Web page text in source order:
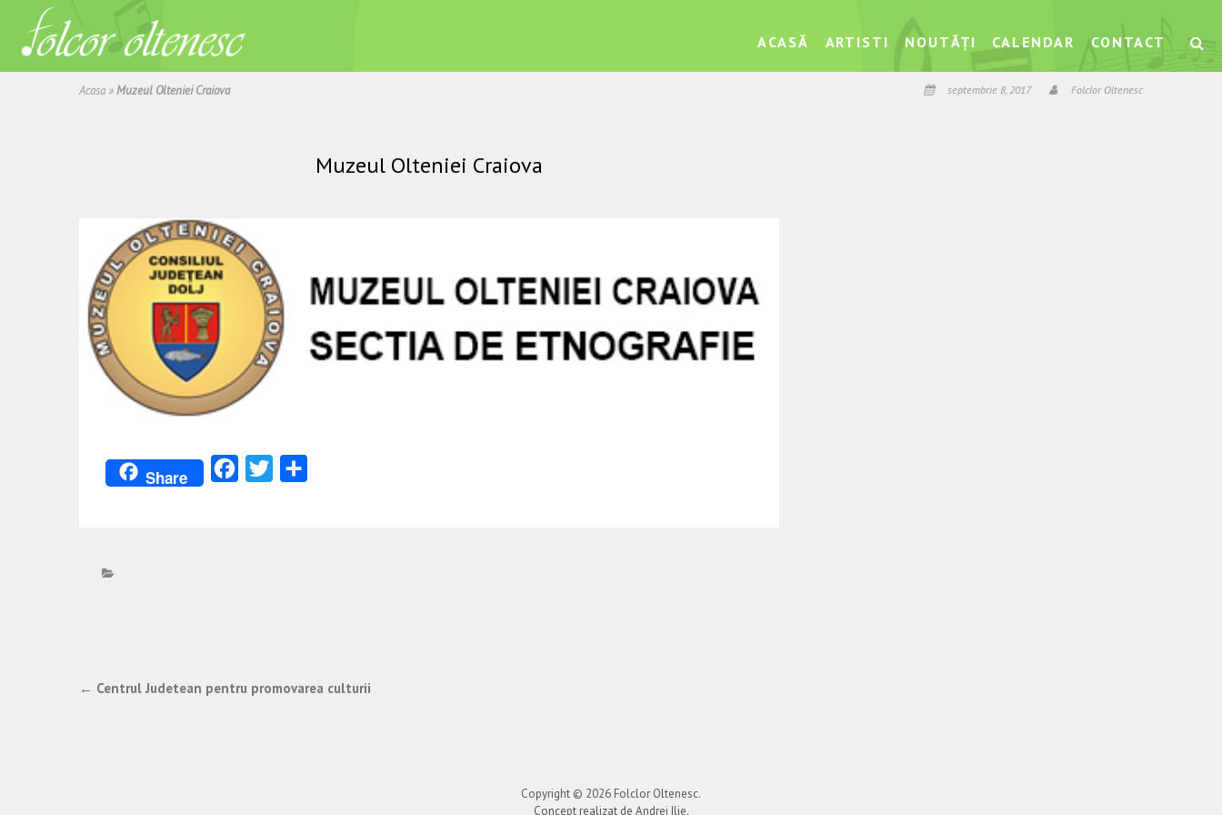
ACASĂ ARTISTI NOUTĂȚI CALENDAR CONTACT
Acasa »Muzeul Olteniei Craiova septembrie 8, 2017 Folclor Oltenesc
Muzeul Olteniei Craiova
Share FacebookTwitter
Post
← Centrul Judetean pentru promovarea culturii
Copyright © 2026 Folclor Oltenesc.
Concept realizat de Andrei Ilie.